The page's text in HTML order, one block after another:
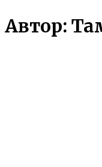
Автор: